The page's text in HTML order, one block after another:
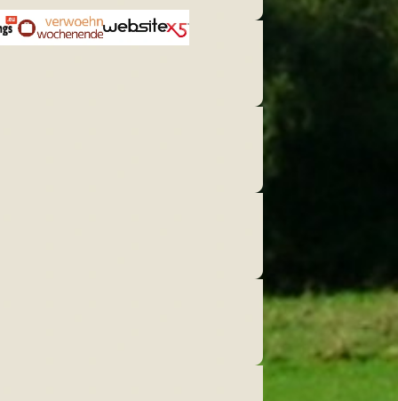
Verwoehnwochenende.de
Website X5